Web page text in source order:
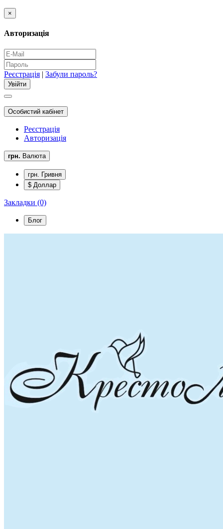
×
Авторизація
Реєстрація | Забули пароль?
Особистий кабінет
Реєстрація
Авторизація
грн. Валюта
грн. Гривня
$ Доллар
Закладки (0)
Блог